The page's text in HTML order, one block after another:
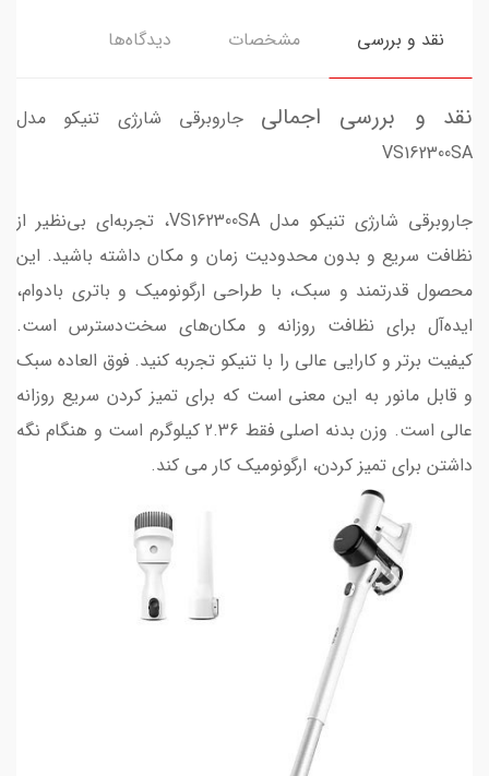
نقد و بررسی مشخصات دیدگاه‌ها
نقد و بررسی اجمالی جاروبرقی شارژی تنیکو مدل
VS162300SA
جاروبرقی شارژی تنیکو مدل VS162300SA، تجربه‌ای بی‌نظیر از
نظافت سریع و بدون محدودیت زمان و مکان داشته باشید. این
محصول قدرتمند و سبک، با طراحی ارگونومیک و باتری بادوام،
ایده‌آل برای نظافت روزانه و مکان‌های سخت‌دسترس است.
کیفیت برتر و کارایی عالی را با تنیکو تجربه کنید. فوق العاده سبک
و قابل مانور به این معنی است که برای تمیز کردن سریع روزانه
عالی است. وزن بدنه اصلی فقط 2.36 کیلوگرم است و هنگام نگه
داشتن برای تمیز کردن، ارگونومیک کار می کند.